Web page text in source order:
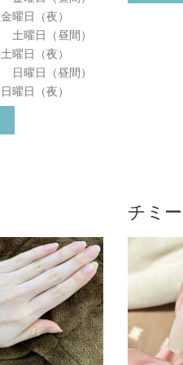
金曜日（夜）
土曜日（昼間）
土曜日（夜）
日曜日（昼間）
日曜日（夜）
チミー